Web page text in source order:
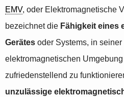
EMV, oder Elektromagnetische
bezeichnet die Fähigkeit eines
Gerätes oder Systems, in seiner
elektromagnetischen Umgebung
zufriedenstellend zu
unzulässige